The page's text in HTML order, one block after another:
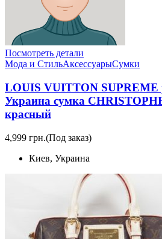
Посмотреть детали
Мода и СтильАксессуарыСумки
LOUIS VUITTON SUPREME
Украина сумка
красный
4,999 грн.(Под заказ)
Киев, Украина